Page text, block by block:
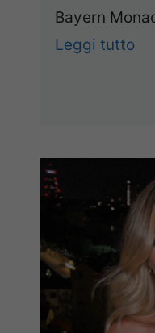
Bayern
Leggi tutto